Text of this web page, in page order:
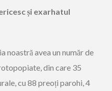
și exarhatul
noastră avea un număr de
din care 35
cu 88 preoți parohi, 4